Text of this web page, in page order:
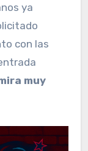
ya
con las
muy